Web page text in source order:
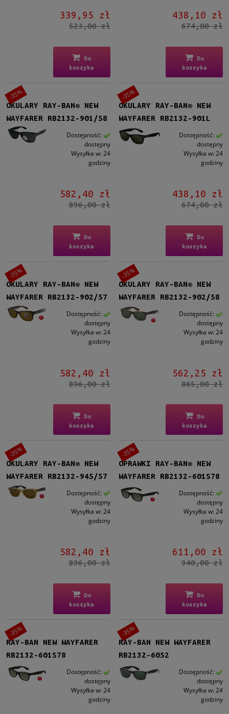
339,95 zł
523,00 zł
Do
koszyka
438,10 zł
674,00 zł
Do
koszyka
OKULARY RAY-BAN® NEW
WAYFARER RB2132-901/58
Dostępność:
dostępny
Wysyłka w: 24
godziny
582,40 zł
896,00 zł
Do
koszyka
-35%
OKULARY RAY-BAN® NEW
WAYFARER RB2132-901L
Dostępność:
dostępny
Wysyłka w: 24
godziny
438,10 zł
674,00 zł
Do
koszyka
-35%
OKULARY RAY-BAN® NEW
WAYFARER RB2132-902/57
Dostępność:
dostępny
Wysyłka w: 24
godziny
582,40 zł
896,00 zł
Do
koszyka
-35%
OKULARY RAY-BAN® NEW
WAYFARER RB2132-902/58
Dostępność:
dostępny
Wysyłka w: 24
godziny
562,25 zł
865,00 zł
Do
koszyka
-35%
OKULARY RAY-BAN® NEW
WAYFARER RB2132-945/57
Dostępność:
dostępny
Wysyłka w: 24
godziny
582,40 zł
896,00 zł
Do
koszyka
-35%
OPRAWKI RAY-BAN® NEW
WAYFARER RB2132-601S78
Dostępność:
dostępny
Wysyłka w: 24
godziny
611,00 zł
940,00 zł
Do
koszyka
-35%
RAY-BAN NEW WAYFARER
RB2132-601S78
Dostępność:
dostępny
Wysyłka w: 24
godziny
-35%
RAY-BAN NEW WAYFARER
RB2132-6052
Dostępność:
dostępny
Wysyłka w: 24
godziny
-35%